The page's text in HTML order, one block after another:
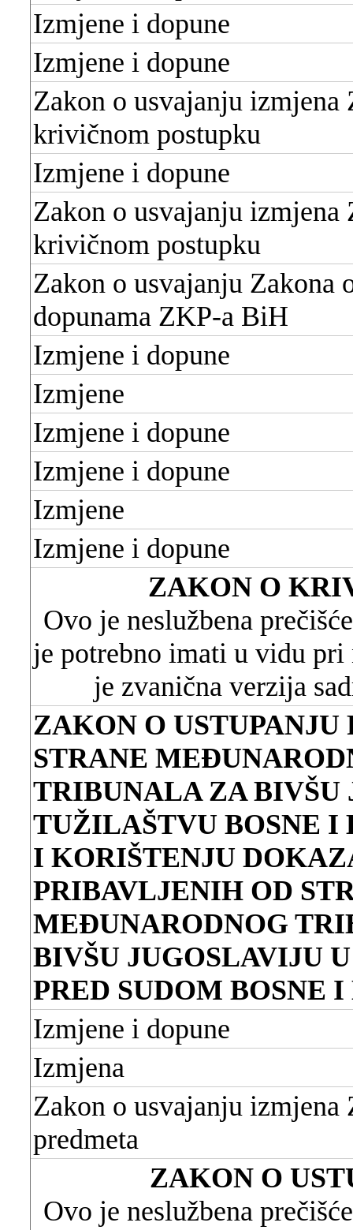
Izmjene i dopune
Izmjene i dopune
Zakon o usvajanju izmjena
krivičnom postupku
Izmjene i dopune
Zakon o usvajanju izmjena
krivičnom postupku
Zakon o usvajanju Zakona
dopunama ZKP-a BiH
Izmjene i dopune
Izmjene
Izmjene i dopune
Izmjene i dopune
Izmjene
Izmjene i dopune
ZAKON O
Ovo je neslužbena
je potrebno imati u vidu
je zvanična verzija
ZAKON O USTUPANJU
STRANE
TRIBUNALA ZA BIVŠU
TUŽILAŠTVU BOSNE I
I KORIŠTENJU
PRIBAVLJENIH OD
MEĐUNARODNOG
BIVŠU JUGOSLAVIJU
PRED SUDOM BOSNE
Izmjene i dopune
Izmjena
Zakon o usvajanju izmjena
predmeta
ZAKON O
Ovo je neslužbena